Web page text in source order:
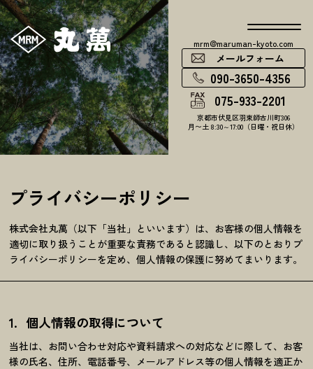
mrm@maruman-kyoto.com
メールフォーム
090-3650-4356
075-933-2201
京都市伏見区羽束師古川町306
月〜土 8:30～17:00（日曜・祝日休）
プライバシーポリシー
株式会社丸萬（以下「当社」といいます）は、お客様の個人情報を
適切に取り扱うことが重要な責務であると認識し、以下のとおりプ
ライバシーポリシーを定め、個人情報の保護に努めてまいります。
個人情報の取得について
当社は、お問い合わせ対応や資料請求への対応などに際して、お客
様の氏名、住所、電話番号、メールアドレス等の個人情報を適正か